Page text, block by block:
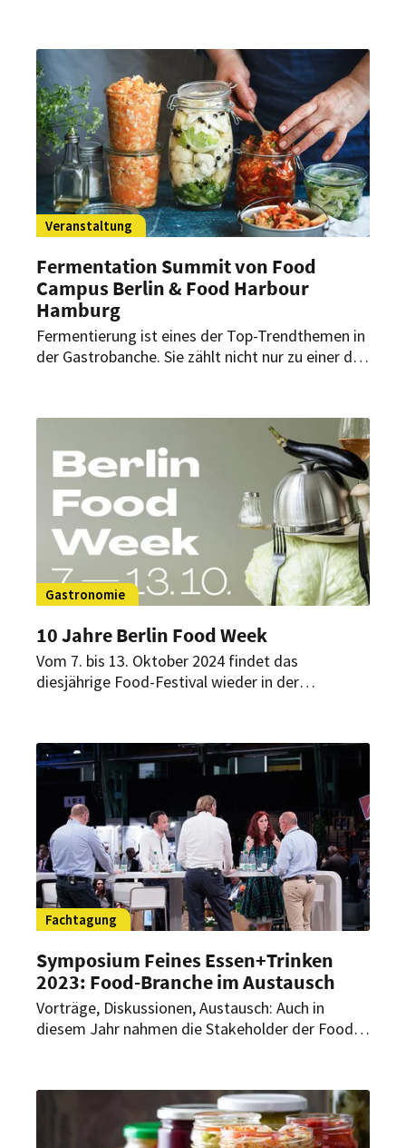
tierfreien Produkten in der bayerischen
Landeshauptstadt.
Veranstaltung
Fermentation Summit von Food
Campus Berlin & Food Harbour
Hamburg
Fermentierung ist eines der Top-Trendthemen in
der Gastrobanche. Sie zählt nicht nur zu einer der
Waste-Management. In wenigen Wochen findet
Gastronomie
10 Jahre Berlin Food Week
Vom 7. bis 13. Oktober 2024 findet das
diesjährige Food-Festival wieder in der
mehrere positive Nachrichten.
Fachtagung
Symposium Feines Essen+Trinken
2023: Food-Branche im Austausch
Vorträge, Diskussionen, Austausch: Auch in
diesem Jahr nahmen die Stakeholder der Food-
Ernährung, Verantwortung und Nachhaltigkeit.